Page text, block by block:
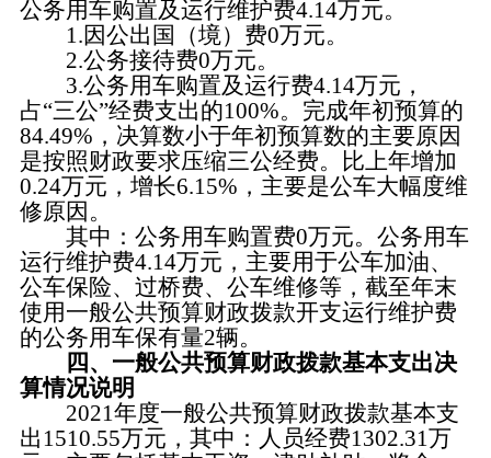
公务用车购置及运行维护费4.14万元。
1.因公出国（境）费0万元。
2.公务接待费0万元。
3.公务用车购置及运行费4.14万元，
占“三公”经费支出的100%。完成年初预算的
84.49%，决算数小于年初预算数的主要原因
是按照财政要求压缩三公经费。比上年增加
0.24万元，增长6.15%，主要是公车大幅度维
修原因。
其中：公务用车购置费0万元。公务用车
运行维护费4.14万元，主要用于公车加油、
公车保险、过桥费、公车维修等，截至年末
使用一般公共预算财政拨款开支运行维护费
的公务用车保有量2辆。
四、一般公共预算财政拨款基本支出决
算情况说明
2021年度一般公共预算财政拨款基本支
出1510.55万元，其中：人员经费1302.31万